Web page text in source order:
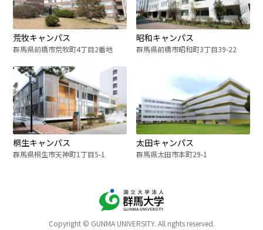
荒牧キャンパス
群馬県前橋市荒牧町4丁目2番地
昭和キャンパス
群馬県前橋市昭和町3丁目39-22
桐生キャンパス
群馬県桐生市天神町1丁目5-1
太田キャンパス
群馬県太田市本町29-1
Copyright © GUNMA UNIVERSITY. All rights reserved.